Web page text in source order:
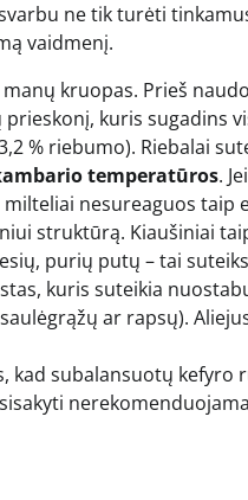
ne tik turėti
vaidmenį.
kruopas. Prieš
kuris sugadins
% riebumo). Riebalai
temperatūros.
nesureaguos taip
struktūrą. Kiaušiniai
purių putų – tai
kuris suteikia
ar rapsų).
kad subalansuotų kefyro